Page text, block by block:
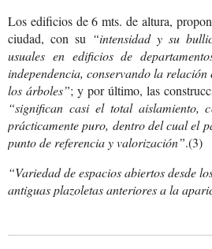
Los edificios de 6 mts. de altura,
ciudad, con su “intensidad y su
usuales en edificios de
independencia, conservando la
los árboles”; y por último, las
“significan casi el total aislamiento,
prácticamente puro, dentro del cual el
punto de referencia y valorización”.(3)
“Variedad de espacios abiertosdesde
antiguasplazoletas anterioresa la